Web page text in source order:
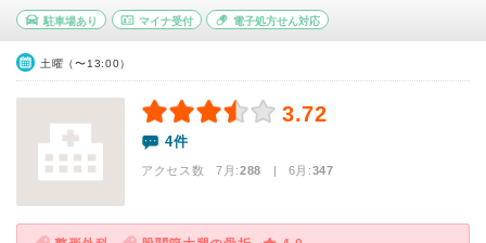
駐車場あり マイナ受付 電子処方せん対応
土曜（〜13:00）
3.72
4件
アクセス数 7月:288 | 6月:347